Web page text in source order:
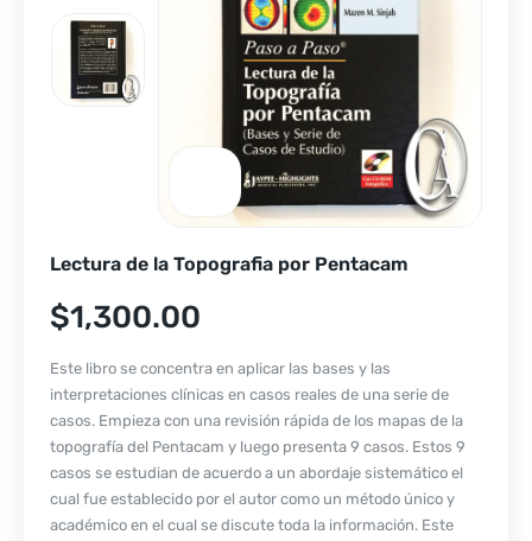
Lectura de la Topografia por Pentacam
$1,300.00
Este libro se concentra en aplicar las bases y las
interpretaciones clínicas en casos reales de una serie de
casos. Empieza con una revisión rápida de los mapas de la
topografía del Pentacam y luego presenta 9 casos. Estos 9
casos se estudian de acuerdo a un abordaje sistemático el
cual fue establecido por el autor como un método único y
académico en el cual se discute toda la información. Este